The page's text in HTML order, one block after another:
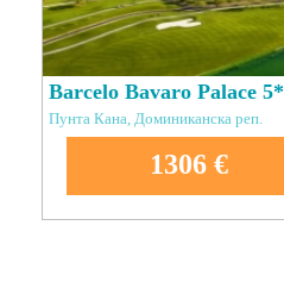
Barcelo Bavaro Palace 5*
Пунта Кана, Доминиканска реп.
1306 €